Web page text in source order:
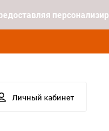
Личный кабинет